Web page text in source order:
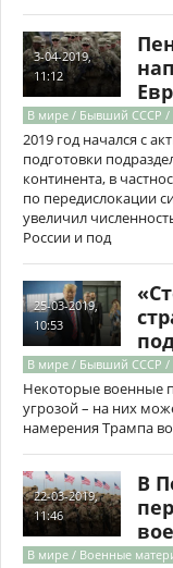
3-04-2019,
11:12
В мире / Бывший СССР /
2019 год начался с
подготовки
континента, в
по передислокации
увеличил
России и под
25-03-2019,
10:53
В мире / Бывший СССР /
Некоторые военные
угрозой – на них
намерения Трампа
22-03-2019,
11:46
В
В мире / Военные